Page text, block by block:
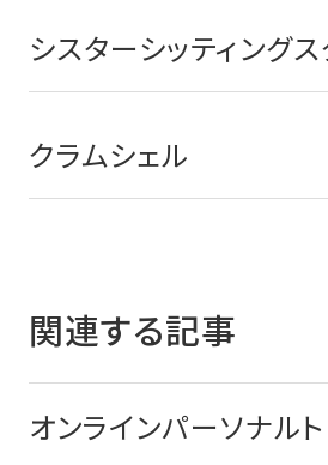
シスターシッティングス
クラムシェル
関連する記事
オンラインパーソナル